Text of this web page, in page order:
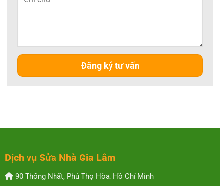
Dịch vụ Sửa Nhà Gia Lâm
90 Thống Nhất, Phú Thọ Hòa, Hồ Chí Minh